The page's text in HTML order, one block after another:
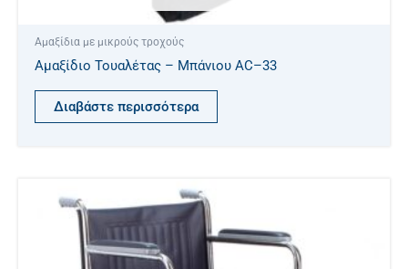
Αμαξίδια με μικρούς τροχούς
Αμαξίδιο Τουαλέτας – Μπάνιου AC–33
Διαβάστε περισσότερα